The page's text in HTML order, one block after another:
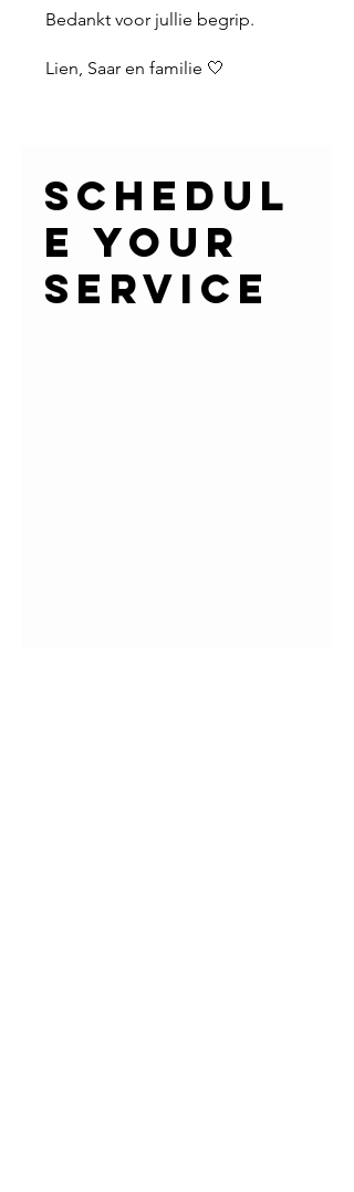
Bedankt voor jullie begrip.
Lien, Saar en familie 🤍
Schedul
e your
service